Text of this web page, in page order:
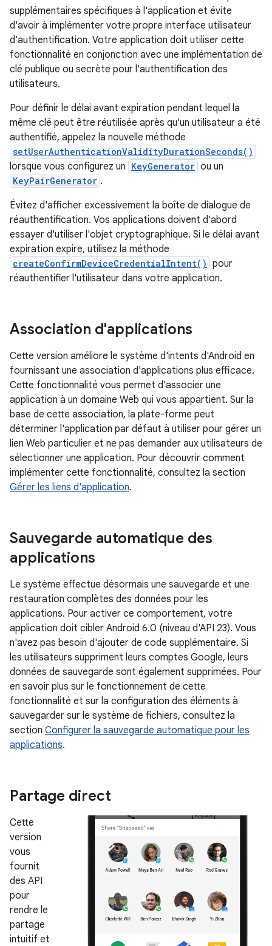
supplémentaires spécifiques à l'application et évite
d'avoir à implémenter votre propre interface utilisateur
d'authentification. Votre application doit utiliser cette
fonctionnalité en conjonction avec une implémentation de
clé publique ou secrète pour l'authentification des
utilisateurs.
Pour définir le délai avant expiration pendant lequel la
même clé peut être réutilisée après qu'un utilisateur a été
authentifié, appelez la nouvelle méthode
setUserAuthenticationValidityDurationSeconds()
lorsque vous configurez un KeyGenerator ou un
KeyPairGenerator .
Évitez d'afficher excessivement la boîte de dialogue de
réauthentification. Vos applications doivent d'abord
essayer d'utiliser l'objet cryptographique. Si le délai avant
expiration expire, utilisez la méthode
createConfirmDeviceCredentialIntent() pour
réauthentifier l'utilisateur dans votre application.
Association d'applications
Cette version améliore le système d'intents d'Android en
fournissant une association d'applications plus efficace.
Cette fonctionnalité vous permet d'associer une
application à un domaine Web qui vous appartient. Sur la
base de cette association, la plate-forme peut
déterminer l'application par défaut à utiliser pour gérer un
lien Web particulier et ne pas demander aux utilisateurs de
sélectionner une application. Pour découvrir comment
implémenter cette fonctionnalité, consultez la section
Gérer les liens d'application.
Sauvegarde automatique des
applications
Le système effectue désormais une sauvegarde et une
restauration complètes des données pour les
applications. Pour activer ce comportement, votre
application doit cibler Android 6.0 (niveau d'API 23). Vous
n'avez pas besoin d'ajouter de code supplémentaire. Si
les utilisateurs suppriment leurs comptes Google, leurs
données de sauvegarde sont également supprimées. Pour
en savoir plus sur le fonctionnement de cette
fonctionnalité et sur la configuration des éléments à
sauvegarder sur le système de fichiers, consultez la
section Configurer la sauvegarde automatique pour les
applications.
Partage direct
Cette
version
vous
fournit
des API
pour
rendre le
partage
intuitif et